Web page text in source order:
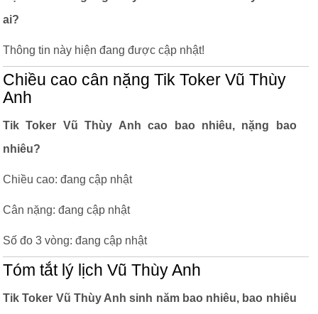
ai?
Thông tin này hiện đang được cập nhật!
Chiều cao cân nặng Tik Toker Vũ Thùy
Anh
Tik Toker Vũ Thùy Anh cao bao nhiêu, nặng bao
nhiêu?
Chiều cao: đang cập nhật
Cân nặng: đang cập nhật
Số đo 3 vòng: đang cập nhật
Tóm tắt lý lịch Vũ Thùy Anh
Tik Toker Vũ Thùy Anh sinh năm bao nhiêu, bao nhiêu